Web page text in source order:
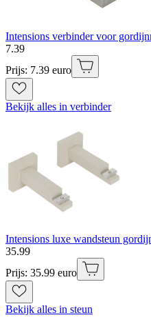
Intensions verbinder voor
7.39
Prijs: 7.39 euro
Bekijk alles in verbinder
Intensions luxe wandsteun
35.99
Prijs: 35.99 euro
Bekijk alles in steun